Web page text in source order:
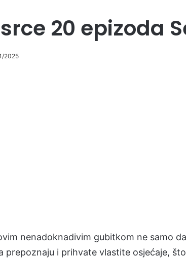
20 epizoda
2025
nenadoknadivim gubitkom ne samo
prepoznaju i prihvate vlastite osjećaje,